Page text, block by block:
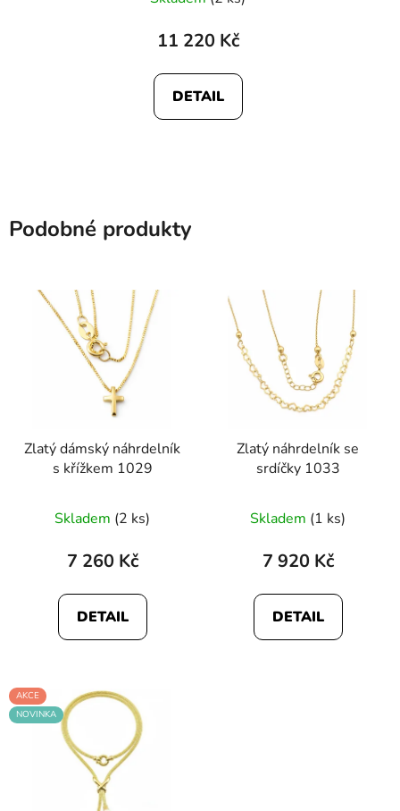
11 220 Kč
DETAIL
Podobné produkty
Zlatý dámský náhrdelník
s křížkem 1029
Skladem (2 ks)
7 260 Kč
DETAIL
Zlatý náhrdelník se
srdíčky 1033
Skladem (1 ks)
7 920 Kč
DETAIL
AKCE
NOVINKA